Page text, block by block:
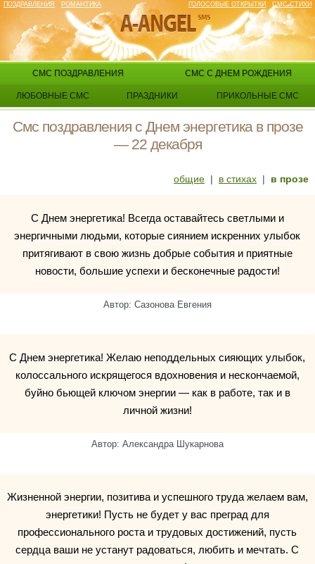
ПОЗДРАВЛЕНИЯ РОМАНТИКА ГОЛОСОВЫЕ ОТКРЫТКИ СМС СТИХИ
ЛЮБОВНЫЕ СМС
СМС ПОЗДРАВЛЕНИЯ СМС С ДНЕМ РОЖДЕНИЯ
ПРАЗДНИКИ ПРИКОЛЬНЫЕ СМС
Смс поздравления с Днем энергетика в прозе
— 22 декабря
общие | в стихах | в прозе
С Днем энергетика! Всегда оставайтесь светлыми и
энергичными людьми, которые сиянием искренних улыбок
притягивают в свою жизнь добрые события и приятные
новости, большие успехи и бесконечные радости!
Автор: Сазонова Евгения
С Днем энергетика! Желаю неподдельных сияющих улыбок,
колоссального искрящегося вдохновения и нескончаемой,
буйно бьющей ключом энергии — как в работе, так и в
личной жизни!
Автор: Александра Шукарнова
Жизненной энергии, позитива и успешного труда желаем вам,
энергетики! Пусть не будет у вас преград для
профессионального роста и трудовых достижений, пусть
сердца ваши не устанут радоваться, любить и мечтать. С